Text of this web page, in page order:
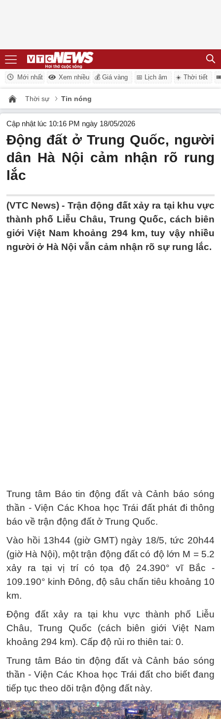
Mới nhất Xem nhiều 💰 Giá vàng 📅 Lịch âm ☀️ Thời tiết
Thời sự Tin nóng
Cập nhật lúc 10:16 PM ngày 18/05/2026
Động đất ở Trung Quốc, người
dân Hà Nội cảm nhận rõ rung
lắc
(VTC News) - Trận động đất xảy ra tại khu vực
thành phố Liễu Châu, Trung Quốc, cách biên
giới Việt Nam khoảng 294 km, tuy vậy nhiều
người ở Hà Nội vẫn cảm nhận rõ sự rung lắc.
Trung tâm Báo tin động đất và Cảnh báo sóng
thần - Viện Các Khoa học Trái đất phát đi thông
báo về trận động đất ở Trung Quốc.
Vào hồi 13h44 (giờ GMT) ngày 18/5, tức 20h44
(giờ Hà Nội), một trận động đất có độ lớn M = 5.2
xảy ra tại vị trí có tọa độ 24.390° vĩ Bắc -
109.190° kinh Đông, độ sâu chấn tiêu khoảng 10
km.
Động đất xảy ra tại khu vực thành phố Liễu
Châu, Trung Quốc (cách biên giới Việt Nam
khoảng 294 km). Cấp độ rủi ro thiên tai: 0.
Trung tâm Báo tin động đất và Cảnh báo sóng
thần - Viện Các Khoa học Trái đất cho biết đang
tiếp tục theo dõi trận động đất này.